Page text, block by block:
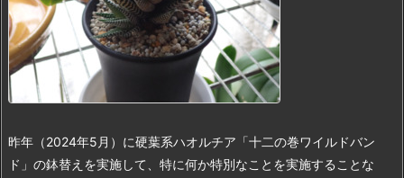
昨年（2024年5月）に硬葉系ハオルチア「十二の巻ワイルドバン
ド」の鉢替えを実施して、特に何か特別なことを実施することな